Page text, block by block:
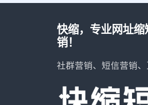
快缩，专业网址
销！
社群营销、短信营销